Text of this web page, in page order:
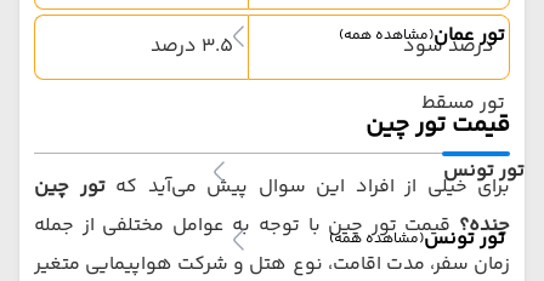
تور عمان(مشاهده همه)
تور مسقط
تور تونس
تور تونس(مشاهده همه)
درصد سود 3.5 درصد
قیمت تور چین
برای خیلی از افراد این سوال پیش می‌آید کهتور چین
چنده؟قیمت تور چین با توجه به عوامل مختلفی از جمله
زمان سفر، مدت اقامت، نوع هتل و شرکت هواپیمایی متغیر